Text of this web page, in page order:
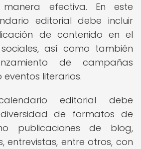
efectiva. En este
editorial debe incluir
de contenido en el
así como también
de campañas
literarios.
editorial debe
de formatos de
publicaciones de blog,
entrevistas, entre otros, con